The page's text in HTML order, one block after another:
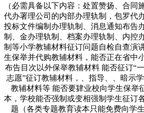
（必需具备以下内容：处置赞扬、合同
代办署理公司的内部办理轨制，包罗代
投标文件编制办理轨制、消息通知布告
制、金办理轨制、档案办理轨制、内控
制等小学教辅材料征订问题自检自查演
生保举并代购教辅材料，能否正在省中
布告目次以外保举教辅材料 能否征订“
志愿”征订教辅材料，、指导、、暗示
教辅材料等 能否要肄业校向学生保举
本，学校能否强制或变相强制学生征订
题（各类专题教育读本只能免费向学